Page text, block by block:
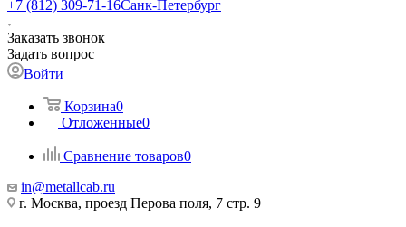
+7 (812) 309-71-16Санк-Петербург
Заказать звонок
Задать вопрос
Войти
Корзина0
Отложенные0
Сравнение товаров0
in@metallcab.ru
г. Москва, проезд Перова поля, 7 стр. 9